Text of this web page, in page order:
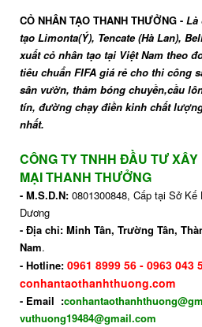
CỎ NHÂN TẠO THANH THƯỞNG - Là
tạo Limonta(Ý), Tencate (Hà Lan),
xuất cỏ nhân tạo tại Việt Nam theo
tiêu chuẩn FIFA giá rẻ cho thi công
sân vườn, thảm bóng chuyền,cầu
tín, đường chạy điền kinh chất
nhất.
CÔNG TY TNHH ĐẦU TƯ
MẠI THANH THƯỞNG
- M.S.D.N: 0801300848, Cấp tại Sở
Dương
- Địa chỉ: Minh Tân, Trường Tân,
Nam.
- Hotline: 0961 8999 56 - 0963 043
conhantaothanhthuong.com
- Email :
vuthuong19484@gmail.com